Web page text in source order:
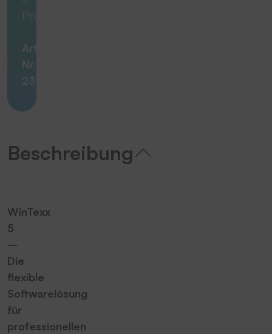
Pro
-
Art.-
Nr.
23924
Beschreibung
WinTexx
5
–
Die
flexible
Softwarelösung
für
professionellen